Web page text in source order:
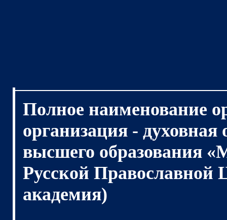
Полное наименование
организация - духовная
высшего образования
Русской Православной
академия)